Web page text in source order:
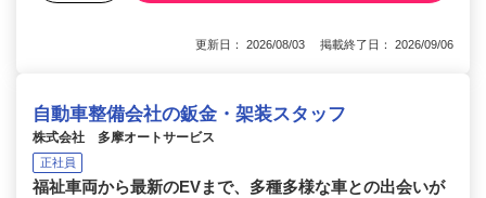
更新日： 2026/08/03 掲載終了日： 2026/09/06
自動車整備会社の鈑金・架装スタッフ
株式会社 多摩オートサービス
正社員
福祉車両から最新のEVまで、多種多様な車との出会いが